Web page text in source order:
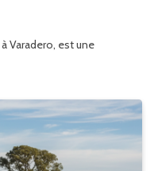
Varadero, est une